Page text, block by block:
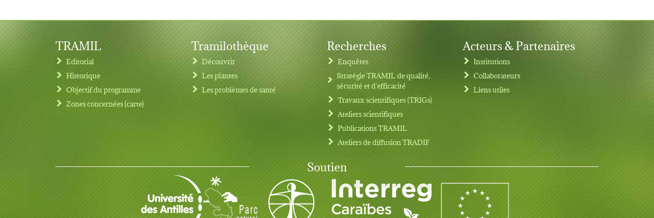
Footer menu
TRAMIL
Editorial
Historique
Objectif du programme
Zones concernées (carte)
Tramilothèque
Découvrir
Les plantes
Les problèmes de santé
Recherches
Enquêtes
Stratégie TRAMIL de qualité,
sécurité et d'efficacité
Travaux scientifiques (TRIGs)
Ateliers scientifiques
Publications TRAMIL
Ateliers de diffusion TRADIF
Acteurs & Partenaires
Institutions
Collaborateurs
Liens utiles
Soutien